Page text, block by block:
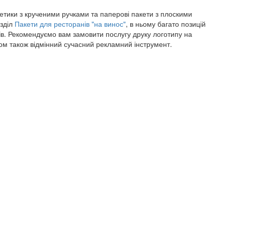
з крученими ручками та паперові пакети з плоскими
Пакети для ресторанів "на винос", в ньому багато позицій
Рекомендуємо вам замовити послугу друку логотипу на
також відмінний сучасний рекламний інструмент.